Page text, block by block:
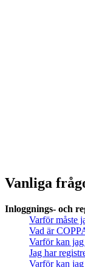
Vanliga
Inloggnings- och
Varför måste
Vad är
Varför kan
Jag har
Varför kan